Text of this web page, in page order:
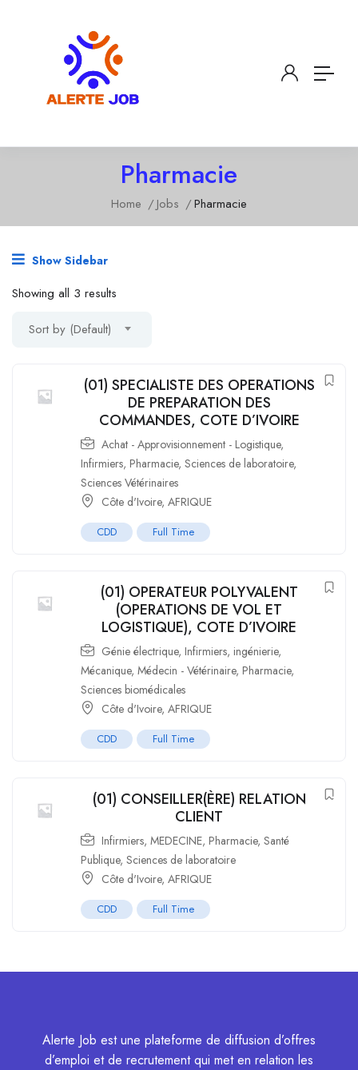
Pharmacie
Home Jobs Pharmacie
Show Sidebar
Showing all 3 results
Sort by (Default)
(01) SPECIALISTE DES OPERATIONS
DE PREPARATION DES
COMMANDES, COTE D’IVOIRE
Achat - Approvisionnement - Logistique,
Infirmiers, Pharmacie, Sciences de laboratoire,
Sciences Vétérinaires
Côte d'Ivoire, AFRIQUE
CDD Full Time
(01) OPERATEUR POLYVALENT
(OPERATIONS DE VOL ET
LOGISTIQUE), COTE D’IVOIRE
Génie électrique, Infirmiers, ingénierie,
Mécanique, Médecin - Vétérinaire, Pharmacie,
Sciences biomédicales
Côte d'Ivoire, AFRIQUE
CDD Full Time
(01) CONSEILLER(ÈRE) RELATION
CLIENT
Infirmiers, MEDECINE, Pharmacie, Santé
Publique, Sciences de laboratoire
Côte d'Ivoire, AFRIQUE
CDD Full Time
Alerte Job est une plateforme de diffusion d’offres
d’emploi et de recrutement qui met en relation les